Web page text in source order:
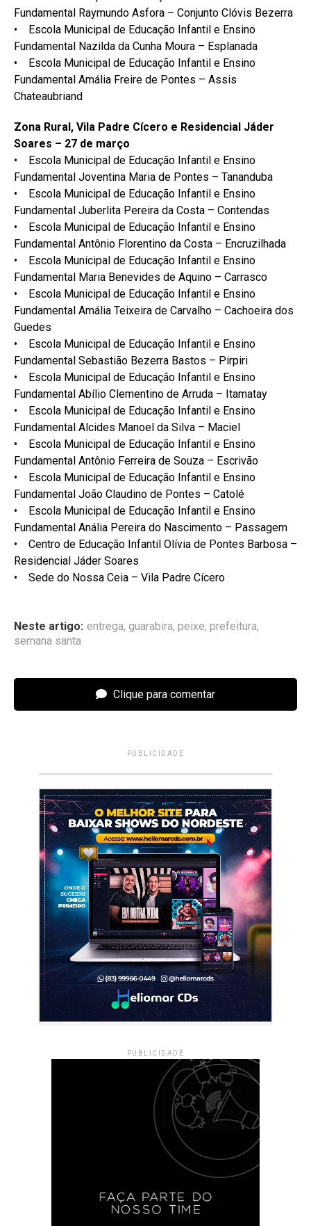
Fundamental Raymundo Asfora – Conjunto Clóvis Bezerra
• Escola Municipal de Educação Infantil e Ensino
Fundamental Nazilda da Cunha Moura – Esplanada
• Escola Municipal de Educação Infantil e Ensino
Fundamental Amália Freire de Pontes – Assis
Chateaubriand
Zona Rural, Vila Padre Cícero e Residencial Jáder
Soares – 27 de março
• Escola Municipal de Educação Infantil e Ensino
Fundamental Joventina Maria de Pontes – Tananduba
• Escola Municipal de Educação Infantil e Ensino
Fundamental Juberlita Pereira da Costa – Contendas
• Escola Municipal de Educação Infantil e Ensino
Fundamental Antônio Florentino da Costa – Encruzilhada
• Escola Municipal de Educação Infantil e Ensino
Fundamental Maria Benevides de Aquino – Carrasco
• Escola Municipal de Educação Infantil e Ensino
Fundamental Amália Teixeira de Carvalho – Cachoeira dos
Guedes
• Escola Municipal de Educação Infantil e Ensino
Fundamental Sebastião Bezerra Bastos – Pirpiri
• Escola Municipal de Educação Infantil e Ensino
Fundamental Abílio Clementino de Arruda – Itamatay
• Escola Municipal de Educação Infantil e Ensino
Fundamental Alcides Manoel da Silva – Maciel
• Escola Municipal de Educação Infantil e Ensino
Fundamental Antônio Ferreira de Souza – Escrivão
• Escola Municipal de Educação Infantil e Ensino
Fundamental João Claudino de Pontes – Catolé
• Escola Municipal de Educação Infantil e Ensino
Fundamental Anália Pereira do Nascimento – Passagem
• Centro de Educação Infantil Olívia de Pontes Barbosa –
Residencial Jáder Soares
• Sede do Nossa Ceia – Vila Padre Cícero
Neste artigo: entrega, guarabira, peixe, prefeitura,
semana santa
Clique para comentar
PUBLICIDADE
PUBLICIDADE